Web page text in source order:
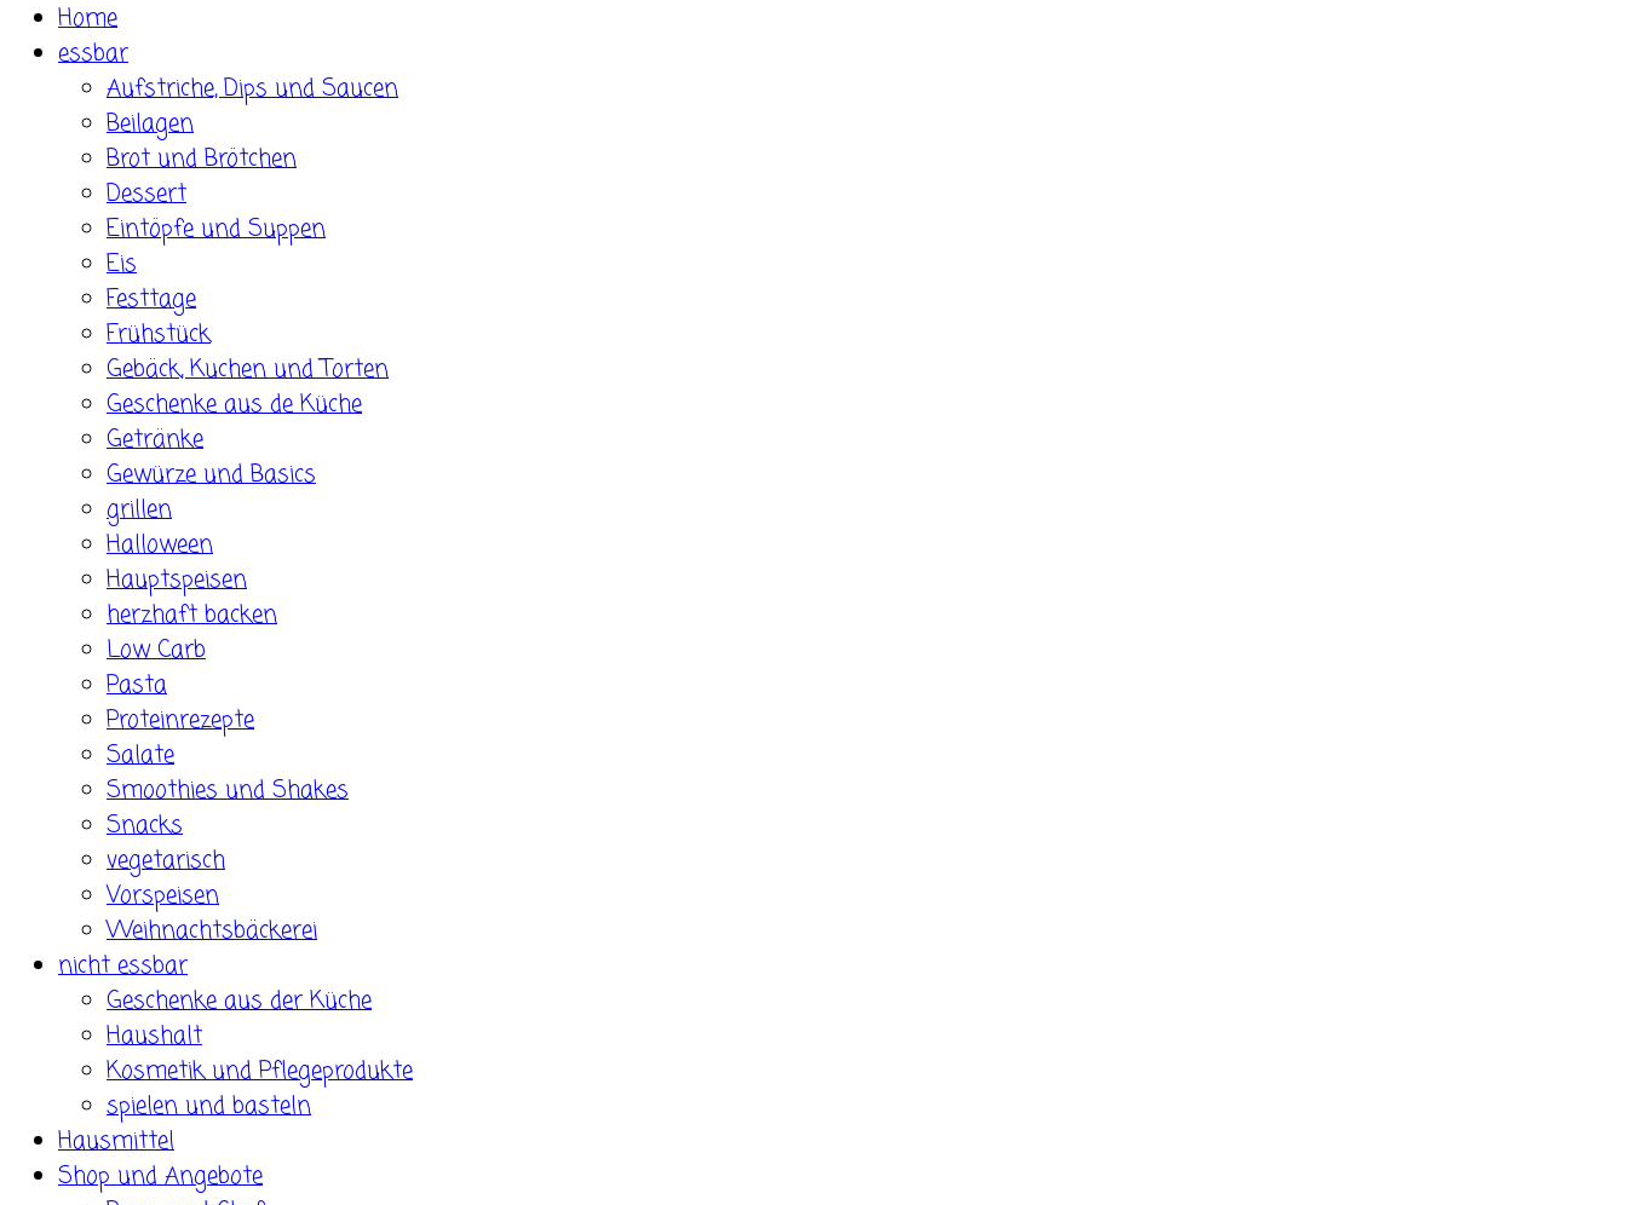
Home
essbar
Aufstriche, Dips und Saucen
Beilagen
Brot und Brötchen
Dessert
Eintöpfe und Suppen
Eis
Festtage
Frühstück
Gebäck, Kuchen und Torten
Geschenke aus de Küche
Getränke
Gewürze und Basics
grillen
Halloween
Hauptspeisen
herzhaft backen
Low Carb
Pasta
Proteinrezepte
Salate
Smoothies und Shakes
Snacks
vegetarisch
Vorspeisen
Weihnachtsbäckerei
nicht essbar
Geschenke aus der Küche
Haushalt
Kosmetik und Pflegeprodukte
spielen und basteln
Hausmittel
Shop und Angebote